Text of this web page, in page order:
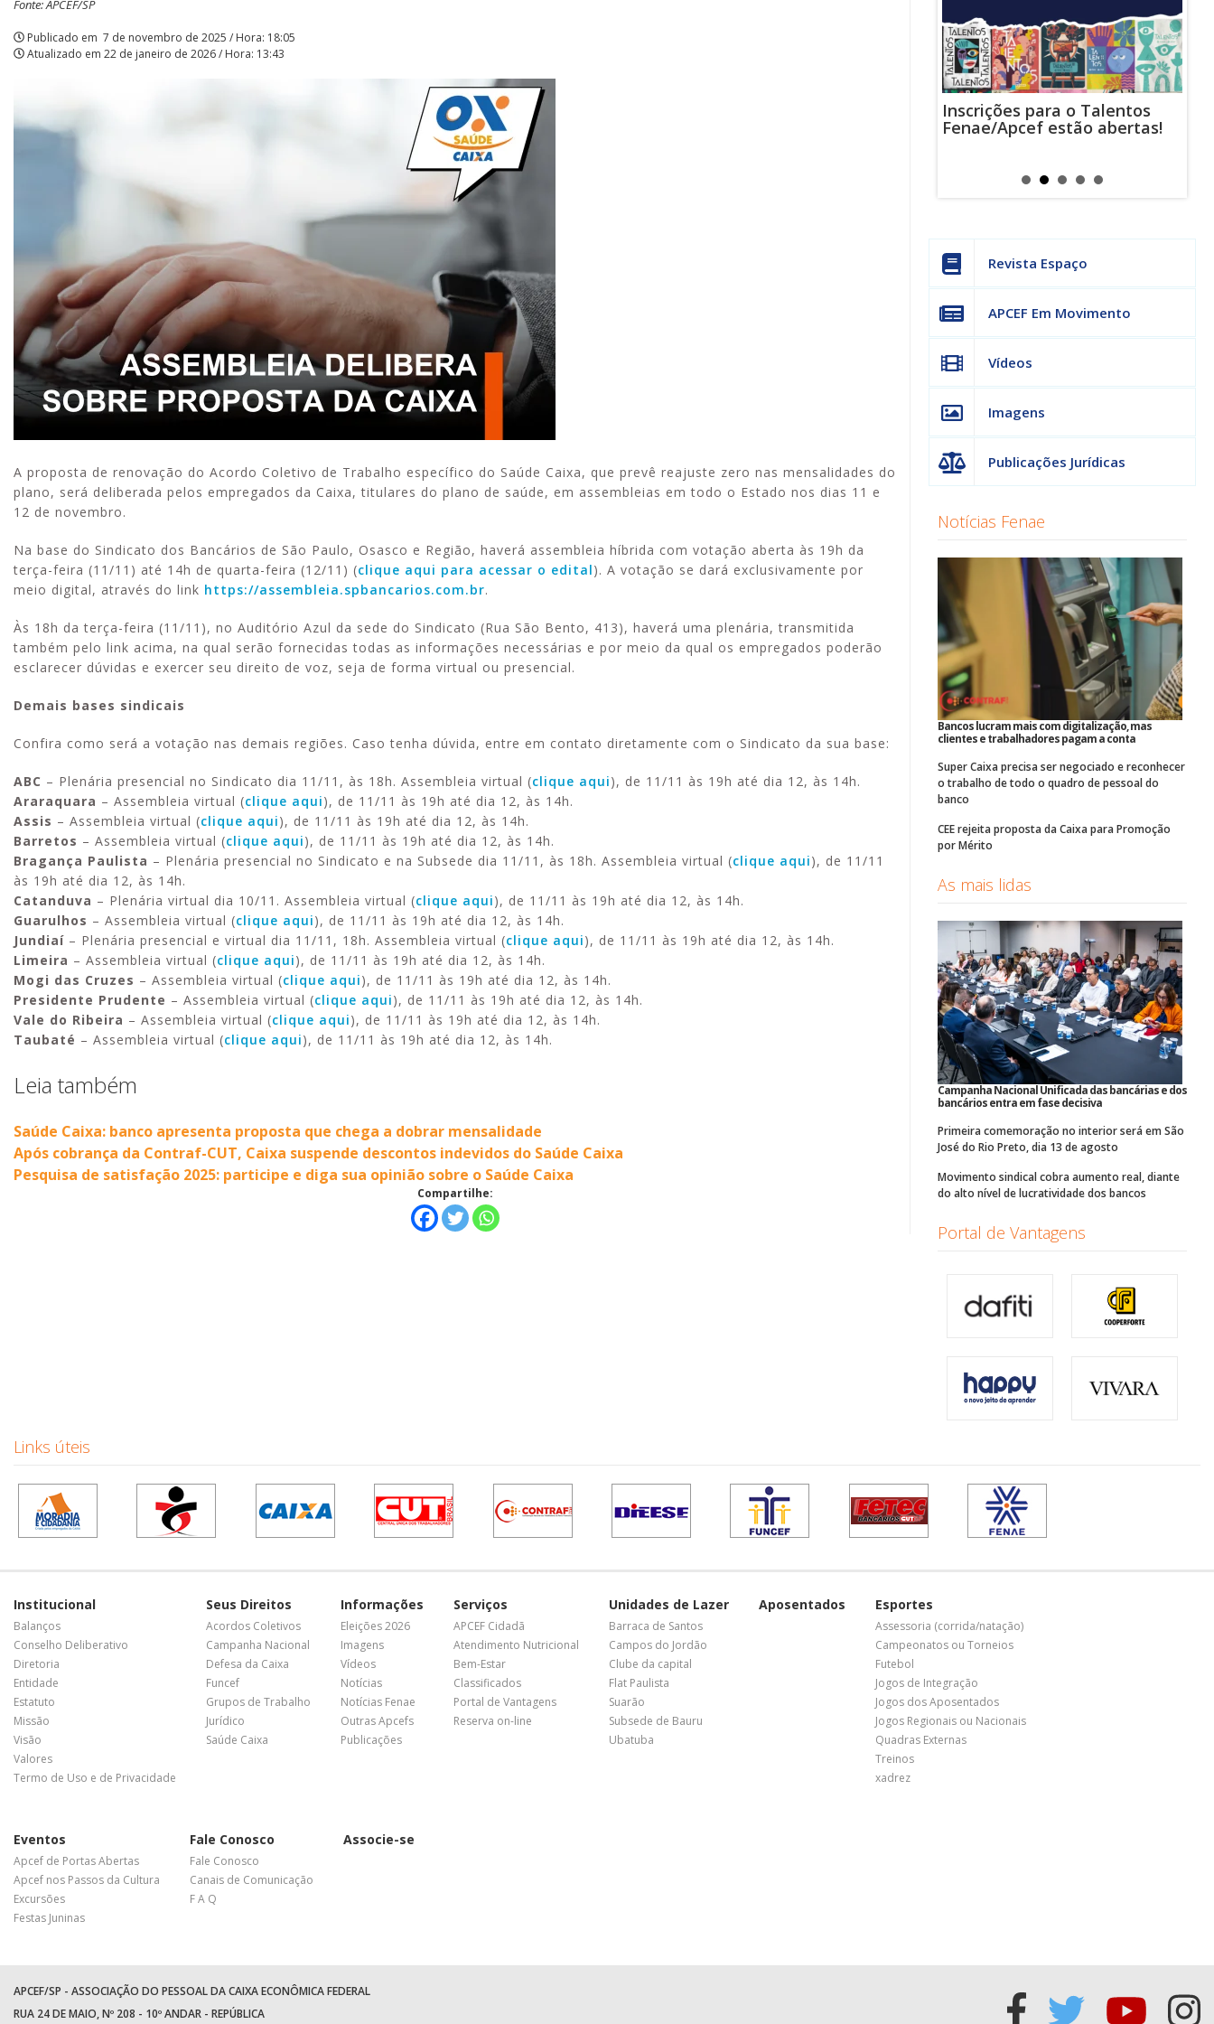
Jan.
Fonte: APCEF/SP
Publicado em 7 de novembro de 2025 / Hora: 18:05
Atualizado em 22 de janeiro de 2026 / Hora: 13:43
A proposta de renovação do Acordo Coletivo de Trabalho específico do Saúde Caixa, que prevê reajuste zero nas mensalidades do
plano, será deliberada pelos empregados da Caixa, titulares do plano de saúde, em assembleias em todo o Estado nos dias 11 e
12 de novembro.
Na base do Sindicato dos Bancários de São Paulo, Osasco e Região, haverá assembleia híbrida com votação aberta às 19h da
terça-feira (11/11) até 14h de quarta-feira (12/11) (clique aqui para acessar o edital). A votação se dará exclusivamente por
meio digital, através do link https://assembleia.spbancarios.com.br.
Às 18h da terça-feira (11/11), no Auditório Azul da sede do Sindicato (Rua São Bento, 413), haverá uma plenária, transmitida
também pelo link acima, na qual serão fornecidas todas as informações necessárias e por meio da qual os empregados poderão
esclarecer dúvidas e exercer seu direito de voz, seja de forma virtual ou presencial.
Demais bases sindicais
Confira como será a votação nas demais regiões. Caso tenha dúvida, entre em contato diretamente com o Sindicato da sua base:
ABC – Plenária presencial no Sindicato dia 11/11, às 18h. Assembleia virtual (clique aqui), de 11/11 às 19h até dia 12, às 14h.
Araraquara – Assembleia virtual (clique aqui), de 11/11 às 19h até dia 12, às 14h.
Assis – Assembleia virtual (clique aqui), de 11/11 às 19h até dia 12, às 14h.
Barretos – Assembleia virtual (clique aqui), de 11/11 às 19h até dia 12, às 14h.
Bragança Paulista – Plenária presencial no Sindicato e na Subsede dia 11/11, às 18h. Assembleia virtual (clique aqui), de 11/11
às 19h até dia 12, às 14h.
Catanduva – Plenária virtual dia 10/11. Assembleia virtual (clique aqui), de 11/11 às 19h até dia 12, às 14h.
Guarulhos – Assembleia virtual (clique aqui), de 11/11 às 19h até dia 12, às 14h.
Jundiaí – Plenária presencial e virtual dia 11/11, 18h. Assembleia virtual (clique aqui), de 11/11 às 19h até dia 12, às 14h.
Limeira – Assembleia virtual (clique aqui), de 11/11 às 19h até dia 12, às 14h.
Mogi das Cruzes – Assembleia virtual (clique aqui), de 11/11 às 19h até dia 12, às 14h.
Presidente Prudente – Assembleia virtual (clique aqui), de 11/11 às 19h até dia 12, às 14h.
Vale do Ribeira – Assembleia virtual (clique aqui), de 11/11 às 19h até dia 12, às 14h.
Taubaté – Assembleia virtual (clique aqui), de 11/11 às 19h até dia 12, às 14h.
Leia também
Saúde Caixa: banco apresenta proposta que chega a dobrar mensalidade
Após cobrança da Contraf-CUT, Caixa suspende descontos indevidos do Saúde Caixa
Pesquisa de satisfação 2025: participe e diga sua opinião sobre o Saúde Caixa
Compartilhe:
Aproveite a parceria da Apcef
com o Sesi e invista em saúde
e momentos de lazer!
Inscrições para o Talentos
Fenae/Apcef estão abertas!
Revista Espaço
APCEF Em Movimento
Vídeos
Imagens
Publicações Jurídicas
Notícias Fenae
Bancos lucram mais com digitalização, mas
clientes e trabalhadores pagam a conta
Super Caixa precisa ser negociado e reconhecer
o trabalho de todo o quadro de pessoal do
banco
CEE rejeita proposta da Caixa para Promoção
por Mérito
As mais lidas
Campanha Nacional Unificada das bancárias e dos
bancários entra em fase decisiva
Primeira comemoração no interior será em São
José do Rio Preto, dia 13 de agosto
Movimento sindical cobra aumento real, diante
do alto nível de lucratividade dos bancos
Portal de Vantagens
Links úteis
Institucional
Balanços
Conselho Deliberativo
Diretoria
Entidade
Estatuto
Missão
Visão
Valores
Termo de Uso e de Privacidade
Seus Direitos
Acordos Coletivos
Campanha Nacional
Defesa da Caixa
Funcef
Grupos de Trabalho
Jurídico
Saúde Caixa
Informações
Eleições 2026
Imagens
Vídeos
Notícias
Notícias Fenae
Outras Apcefs
Publicações
Serviços
APCEF Cidadã
Atendimento Nutricional
Bem-Estar
Classificados
Portal de Vantagens
Reserva on-line
Unidades de Lazer
Barraca de Santos
Campos do Jordão
Clube da capital
Flat Paulista
Suarão
Subsede de Bauru
Ubatuba
Aposentados Esportes
Assessoria (corrida/natação)
Campeonatos ou Torneios
Futebol
Jogos de Integração
Jogos dos Aposentados
Jogos Regionais ou Nacionais
Quadras Externas
Treinos
xadrez
Eventos
Apcef de Portas Abertas
Apcef nos Passos da Cultura
Excursões
Festas Juninas
Fale Conosco
Fale Conosco
Canais de Comunicação
F A Q
Associe-se
APCEF/SP - ASSOCIAÇÃO DO PESSOAL DA CAIXA ECONÔMICA FEDERAL
RUA 24 DE MAIO, Nº 208 - 10º ANDAR - REPÚBLICA
Acessar
Acessar